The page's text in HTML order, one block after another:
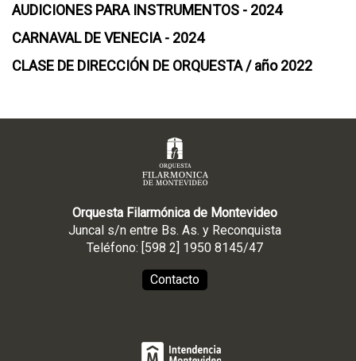
AUDICIONES PARA INSTRUMENTOS - 2024
CARNAVAL DE VENECIA - 2024
CLASE DE DIRECCIÓN DE ORQUESTA / año 2022
Orquesta Filarmónica de Montevideo
Juncal s/n entre Bs. As. y Reconquista
Teléfono: [598 2] 1950 8145/47
Contacto